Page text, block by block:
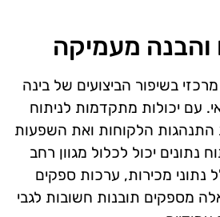
והבנה מעמיקה
בשיפור הביצועים של בינה
עם יכולות מתקדמות לניתוח
התנהגות הלקוחות ואת השפעות
נתונים יכול לכלול מגוון רחב
נתוני מכירות, ערכות ספקים
מספקים תובנות חשובות לגבי